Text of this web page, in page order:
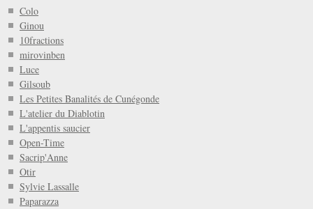
Colo
Ginou
10fractions
mirovinben
Luce
Gilsoub
Les Petites Banalités de Cunégonde
L'atelier du Diablotin
L'appentis saucier
Open-Time
Sacrip'Anne
Otir
Sylvie Lassalle
Paparazza